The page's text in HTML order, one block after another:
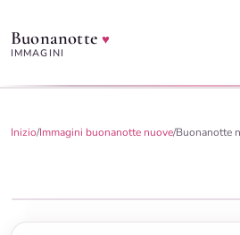
Buonanotte♥
IMMAGINI
Inizio/Immagini buonanotte nuove/Buonanotte